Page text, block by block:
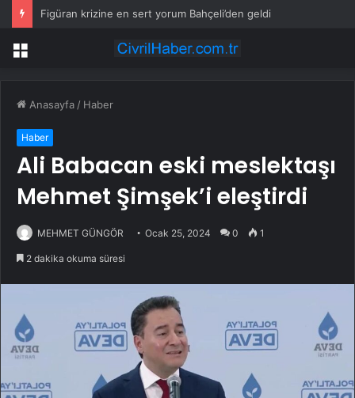
Figüran krizine en sert yorum Bahçeli’den geldi
Menü
Anasayfa / Haber
Haber
Ali Babacan eski meslektaşı
Mehmet Şimşek’i eleştirdi
MEHMET GÜNGÖR Ocak 25, 2024 0 1
2 dakika okuma süresi